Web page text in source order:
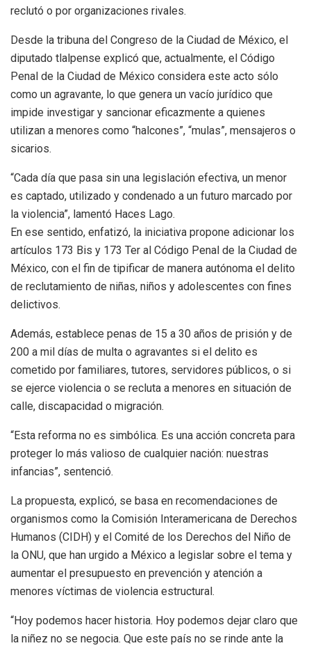
reclutó o por organizaciones rivales.
Desde la tribuna del Congreso de la Ciudad de México, el
diputado tlalpense explicó que, actualmente, el Código
Penal de la Ciudad de México considera este acto sólo
como un agravante, lo que genera un vacío jurídico que
impide investigar y sancionar eficazmente a quienes
utilizan a menores como “halcones”, “mulas”, mensajeros o
sicarios.
“Cada día que pasa sin una legislación efectiva, un menor
es captado, utilizado y condenado a un futuro marcado por
la violencia”, lamentó Haces Lago.
En ese sentido, enfatizó, la iniciativa propone adicionar los
artículos 173 Bis y 173 Ter al Código Penal de la Ciudad de
México, con el fin de tipificar de manera autónoma el delito
de reclutamiento de niñas, niños y adolescentes con fines
delictivos.
Además, establece penas de 15 a 30 años de prisión y de
200 a mil días de multa o agravantes si el delito es
cometido por familiares, tutores, servidores públicos, o si
se ejerce violencia o se recluta a menores en situación de
calle, discapacidad o migración.
“Esta reforma no es simbólica. Es una acción concreta para
proteger lo más valioso de cualquier nación: nuestras
infancias”, sentenció.
La propuesta, explicó, se basa en recomendaciones de
organismos como la Comisión Interamericana de Derechos
Humanos (CIDH) y el Comité de los Derechos del Niño de
la ONU, que han urgido a México a legislar sobre el tema y
aumentar el presupuesto en prevención y atención a
menores víctimas de violencia estructural.
“Hoy podemos hacer historia. Hoy podemos dejar claro que
la niñez no se negocia. Que este país no se rinde ante la